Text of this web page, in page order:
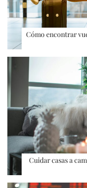
Cómo encontrar
Cuidar casas a